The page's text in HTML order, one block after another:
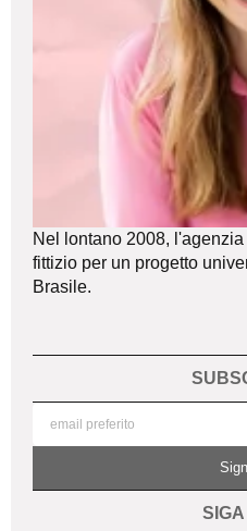
Nel lontano 2008,
fittizio per un progetto
Brasile.
SIGA